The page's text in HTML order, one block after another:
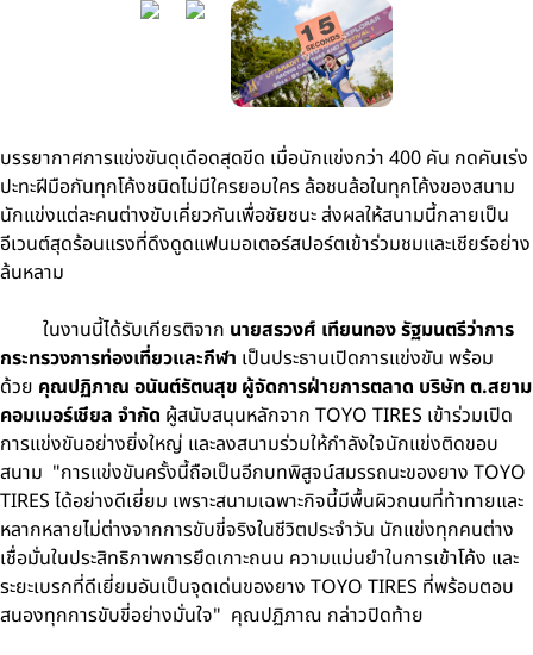
บรรยากาศการแข่งขันดุเดือดสุดขีด เมื่อนักแข่งกว่า 400 คัน กดคันเร่ง
ปะทะฝีมือกันทุกโค้งชนิดไม่มีใครยอมใคร ล้อชนล้อในทุกโค้งของสนาม
นักแข่งแต่ละคนต่างขับเคี่ยวกันเพื่อชัยชนะ ส่งผลให้สนามนี้กลายเป็น
อีเวนต์สุดร้อนแรงที่ดึงดูดแฟนมอเตอร์สปอร์ตเข้าร่วมชมและเชียร์อย่าง
ล้นหลาม
ในงานนี้ได้รับเกียรติจาก นายสรวงศ์ เทียนทอง รัฐมนตรีว่าการ
กระทรวงการท่องเที่ยวและกีฬา เป็นประธานเปิดการแข่งขัน พร้อม
ด้วย คุณปฏิภาณ อนันต์รัตนสุข ผู้จัดการฝ่ายการตลาด บริษัท ต.สยาม
คอมเมอร์เชียล จำกัด ผู้สนับสนุนหลักจาก TOYO TIRES เข้าร่วมเปิด
การแข่งขันอย่างยิ่งใหญ่ และลงสนามร่วมให้กำลังใจนักแข่งติดขอบ
สนาม "การแข่งขันครั้งนี้ถือเป็นอีกบทพิสูจน์สมรรถนะของยาง TOYO
TIRES ได้อย่างดีเยี่ยม เพราะสนามเฉพาะกิจนี้มีพื้นผิวถนนที่ท้าทายและ
หลากหลายไม่ต่างจากการขับขี่จริงในชีวิตประจำวัน นักแข่งทุกคนต่าง
เชื่อมั่นในประสิทธิภาพการยึดเกาะถนน ความแม่นยำในการเข้าโค้ง และ
ระยะเบรกที่ดีเยี่ยมอันเป็นจุดเด่นของยาง TOYO TIRES ที่พร้อมตอบ
สนองทุกการขับขี่อย่างมั่นใจ" คุณปฏิภาณ กล่าวปิดท้าย